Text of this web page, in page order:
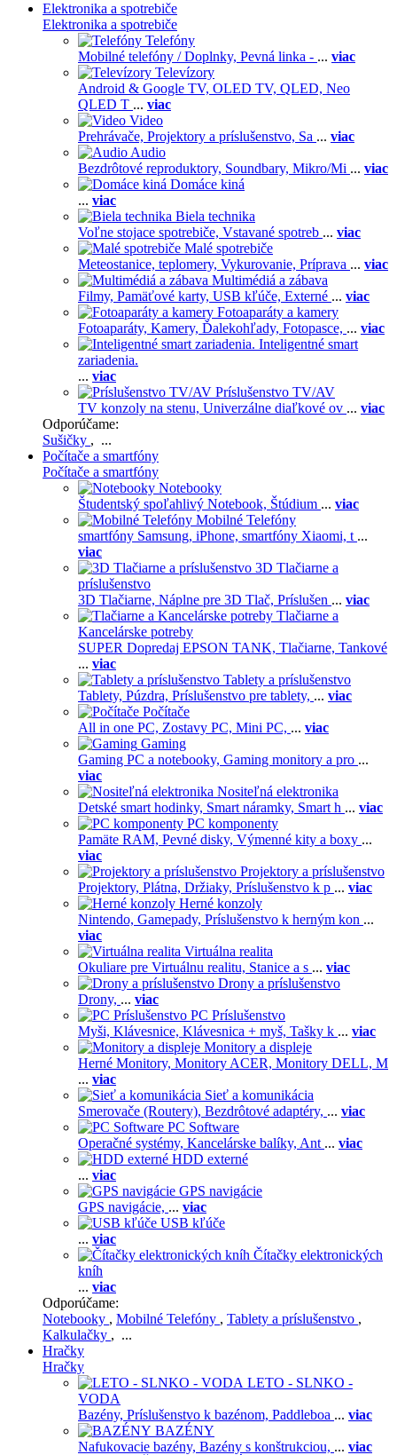
Elektronika a spotrebiče
Elektronika a spotrebiče
Telefóny
Mobilné telefóny / Doplnky, Pevná linka - ... viac
Televízory
Android & Google TV, OLED TV, QLED, Neo
QLED T ... viac
Video
Prehrávače, Projektory a príslušenstvo, Sa ... viac
Audio
Bezdrôtové reproduktory, Soundbary, Mikro/Mi ... viac
Domáce kiná
... viac
Biela technika
Voľne stojace spotrebiče, Vstavané spotreb ... viac
Malé spotrebiče
Meteostanice, teplomery, Vykurovanie, Príprava ... viac
Multimédiá a zábava
Filmy, Pamäťové karty, USB kľúče, Externé ... viac
Fotoaparáty a kamery
Fotoaparáty, Kamery, Ďalekohľady, Fotopasce, ... viac
Inteligentné smart
zariadenia.
... viac
Príslušenstvo TV/AV
TV konzoly na stenu, Univerzálne diaľkové ov ... viac
Odporúčame:
Sušičky , ...
Počítače a smartfóny
Počítače a smartfóny
Notebooky
Študentský spoľahlivý Notebook, Štúdium ... viac
Mobilné Telefóny
smartfóny Samsung, iPhone, smartfóny Xiaomi, t ...
viac
3D Tlačiarne a
príslušenstvo
3D Tlačiarne, Náplne pre 3D Tlač, Príslušen ... viac
Tlačiarne a
Kancelárske potreby
SUPER Dopredaj EPSON TANK, Tlačiarne, Tankové
... viac
Tablety a príslušenstvo
Tablety, Púzdra, Príslušenstvo pre tablety, ... viac
Počítače
All in one PC, Zostavy PC, Mini PC, ... viac
Gaming
Gaming PC a notebooky, Gaming monitory a pro ...
viac
Nositeľná elektronika
Detské smart hodinky, Smart náramky, Smart h ... viac
PC komponenty
Pamäte RAM, Pevné disky, Výmenné kity a boxy ...
viac
Projektory a príslušenstvo
Projektory, Plátna, Držiaky, Príslušenstvo k p ... viac
Herné konzoly
Nintendo, Gamepady, Príslušenstvo k herným kon ...
viac
Virtuálna realita
Okuliare pre Virtuálnu realitu, Stanice a s ... viac
Drony a príslušenstvo
Drony, ... viac
PC Príslušenstvo
Myši, Klávesnice, Klávesnica + myš, Tašky k ... viac
Monitory a displeje
Herné Monitory, Monitory ACER, Monitory DELL, M
... viac
Sieť a komunikácia
Smerovače (Routery), Bezdrôtové adaptéry, ... viac
PC Software
Operačné systémy, Kancelárske balíky, Ant ... viac
HDD externé
... viac
GPS navigácie
GPS navigácie, ... viac
USB kľúče
... viac
Čítačky elektronických
kníh
... viac
Odporúčame:
Notebooky , Mobilné Telefóny , Tablety a príslušenstvo ,
Kalkulačky , ...
Hračky
Hračky
LETO - SLNKO -
VODA
Bazény, Príslušenstvo k bazénom, Paddleboa ... viac
BAZÉNY
Nafukovacie bazény, Bazény s konštrukciou, ... viac